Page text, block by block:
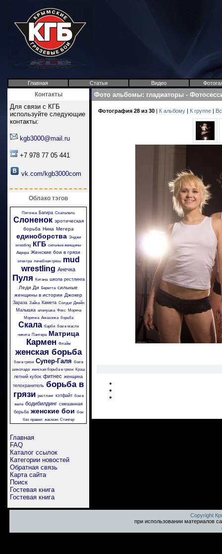
Главная Статьи Видео
Контакты
Для связи с КГБ
используйте следующие
контакты:
kgb3000@mail.ru
+7 978 77 05 441
vk.com/kgb3000com
Облако тэгов
Пяточка Багира Скальпель
Слоненок эротическая
борьба Ника Мегера
единоборства Энджи
wrestling КГБ сильные женщины
Аврора Женские бои в грязи
электра лечебная грязь
mud
wrestling Анечка
Пуля Китана школа рестлинга
Леди Ди Беретта сильные
женщины в истории Джокер
Зараза Зайка Камета Солдат Джейн
Малышка аленушка Фокс
Моряча
Морячка Амазонка борьба
Скала барби бои в масле
никита
Пантера Матрица
Кармен Флэйм
женская борьба
бои в грязи Супер-Галя бои в
шоколаде женская борьба в грязи Крэш
летний кубок фитнес женщина
телохранитель борьба в
грязи рестлинг кэтфайт бои в
желе бодибилдинг смешанная
борьба женские бои бои
без правил жасмин Стингер
Главная
FAQ
Каталог ссылок
Категории новостей
Обратная связь
Карта сайта
Поиск
Гостевая книга
Гостевая книга
Фото альбомы: гладиаторы -
Фотография 28 из 30 | К альбому | К группе |
Copyright
при использовании материалов